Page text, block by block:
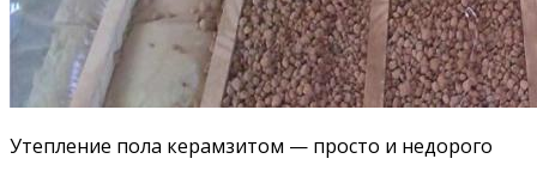
Утепление пола керамзитом — просто и недорого